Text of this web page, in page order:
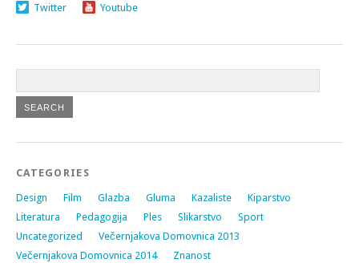
Twitter Youtube
CATEGORIES
Design Film Glazba Gluma Kazaliste
Kiparstvo
Literatura
Pedagogija Ples Slikarstvo
Sport
Uncategorized
Večernjakova Domovnica 2013
Večernjakova Domovnica 2014
Znanost